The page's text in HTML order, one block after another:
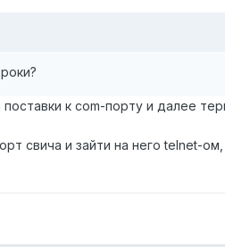
к com-порту и далее
свича и зайти на него telnet-